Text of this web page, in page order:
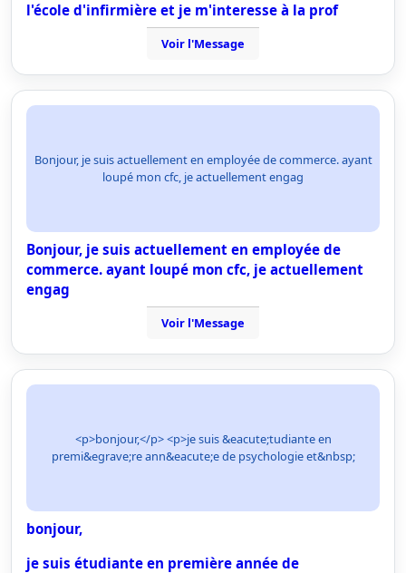
l'école d'infirmière et je m'interesse à la prof
Voir l'Message
Bonjour, je suis actuellement en employée de commerce. ayant
loupé mon cfc, je actuellement engag
Bonjour, je suis actuellement en employée de
commerce. ayant loupé mon cfc, je actuellement
engag
Voir l'Message
<p>bonjour,</p> <p>je suis &eacute;tudiante en
premi&egrave;re ann&eacute;e de psychologie et&nbsp;
bonjour,
je suis étudiante en première année de